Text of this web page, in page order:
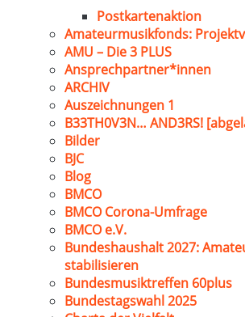
Postkartenaktion
Amateurmusikfonds:
AMU – Die 3 PLUS
Ansprechpartner*innen
ARCHIV
Auszeichnungen 1
B33TH0V3N… AND3RS!
Bilder
BJC
Blog
BMCO
BMCO Corona-Umfrage
BMCO e.V.
Bundeshaushalt 2027:
stabilisieren
Bundesmusiktreffen 60plus
Bundestagswahl 2025